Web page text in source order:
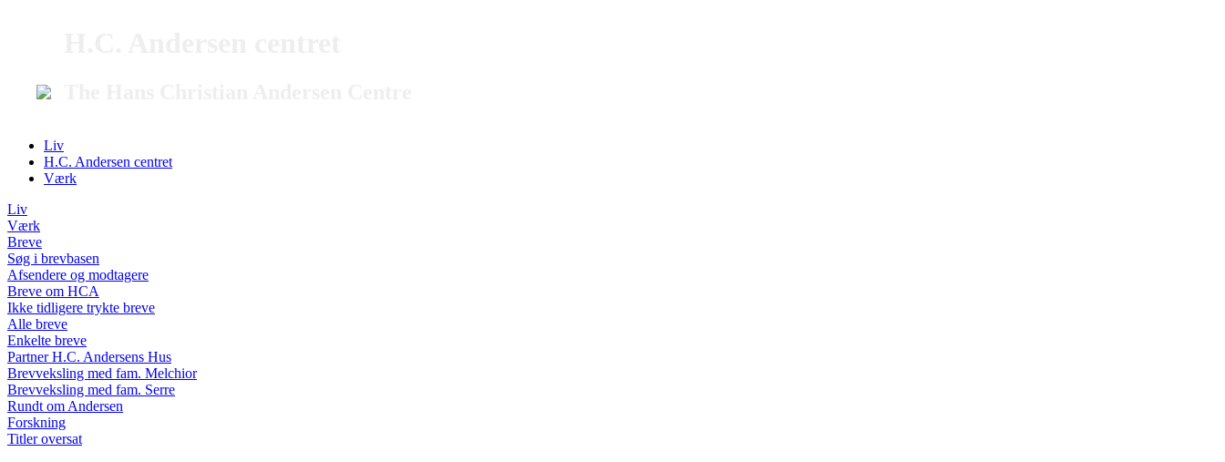
Liv
H.C. Andersen centret
Værk
Liv
Værk
Breve
Søg i brevbasen
Afsendere og modtagere
Breve om HCA
Ikke tidligere trykte breve
Alle breve
Enkelte breve
Partner H.C. Andersens Hus
Brevveksling med fam. Melchior
Brevveksling med fam. Serre
Rundt om Andersen
Forskning
Titler oversat